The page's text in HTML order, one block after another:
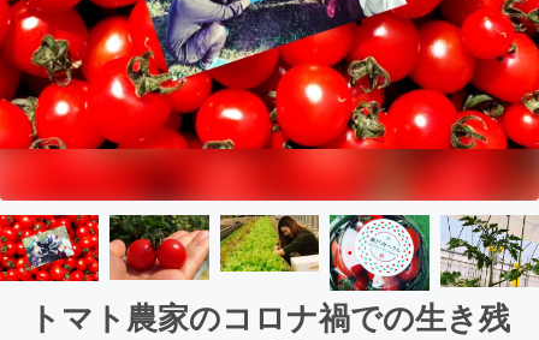
トマト農家のコロナ禍での生き残